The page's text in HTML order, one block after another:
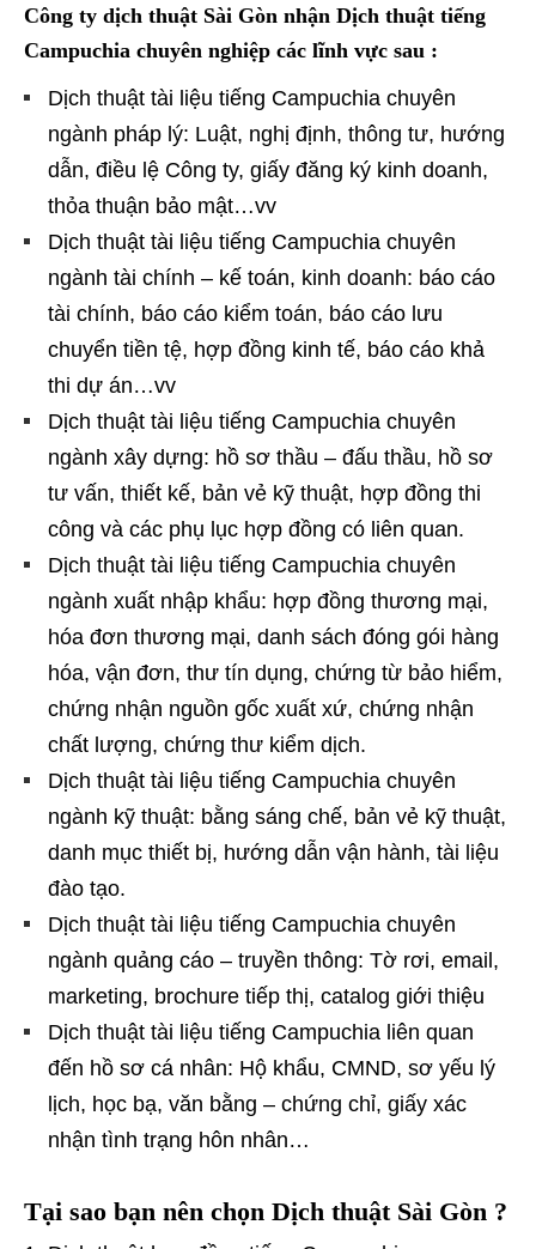
Công ty dịch thuật Sài Gòn nhận Dịch thuật tiếng
Campuchia chuyên nghiệp các lĩnh vực sau :
Dịch thuật tài liệu tiếng Campuchia chuyên
ngành pháp lý: Luật, nghị định, thông tư, hướng
dẫn, điều lệ Công ty, giấy đăng ký kinh doanh,
thỏa thuận bảo mật…vv
Dịch thuật tài liệu tiếng Campuchia chuyên
ngành tài chính – kế toán, kinh doanh: báo cáo
tài chính, báo cáo kiểm toán, báo cáo lưu
chuyển tiền tệ, hợp đồng kinh tế, báo cáo khả
thi dự án…vv
Dịch thuật tài liệu tiếng Campuchia chuyên
ngành xây dựng: hồ sơ thầu – đấu thầu, hồ sơ
tư vấn, thiết kế, bản vẻ kỹ thuật, hợp đồng thi
công và các phụ lục hợp đồng có liên quan.
Dịch thuật tài liệu tiếng Campuchia chuyên
ngành xuất nhập khẩu: hợp đồng thương mại,
hóa đơn thương mại, danh sách đóng gói hàng
hóa, vận đơn, thư tín dụng, chứng từ bảo hiểm,
chứng nhận nguồn gốc xuất xứ, chứng nhận
chất lượng, chứng thư kiểm dịch.
Dịch thuật tài liệu tiếng Campuchia chuyên
ngành kỹ thuật: bằng sáng chế, bản vẻ kỹ thuật,
danh mục thiết bị, hướng dẫn vận hành, tài liệu
đào tạo.
Dịch thuật tài liệu tiếng Campuchia chuyên
ngành quảng cáo – truyền thông: Tờ rơi, email,
marketing, brochure tiếp thị, catalog giới thiệu
Dịch thuật tài liệu tiếng Campuchia liên quan
đến hồ sơ cá nhân: Hộ khẩu, CMND, sơ yếu lý
lịch, học bạ, văn bằng – chứng chỉ, giấy xác
nhận tình trạng hôn nhân…
Tại sao bạn nên chọn Dịch thuật Sài Gòn ?